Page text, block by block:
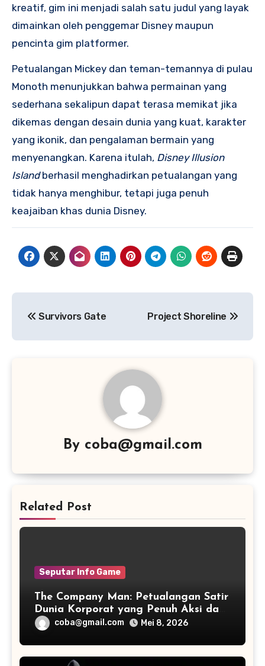
kreatif, gim ini menjadi salah satu judul yang layak
dimainkan oleh penggemar Disney maupun
pencinta gim platformer.
Petualangan Mickey dan teman-temannya di pulau
Monoth menunjukkan bahwa permainan yang
sederhana sekalipun dapat terasa memikat jika
dikemas dengan desain dunia yang kuat, karakter
yang ikonik, dan pengalaman bermain yang
menyenangkan. Karena itulah, Disney Illusion
Islandberhasil menghadirkan petualangan yang
tidak hanya menghibur, tetapi juga penuh
keajaiban khas dunia Disney.
Survivors Gate Project Shoreline
By coba@gmail.com
Related Post
Seputar Info Game
The Company Man: Petualangan Satir
Dunia Korporat yang Penuh Aksi dan
Humorcoba@gmail.com Mei 8, 2026